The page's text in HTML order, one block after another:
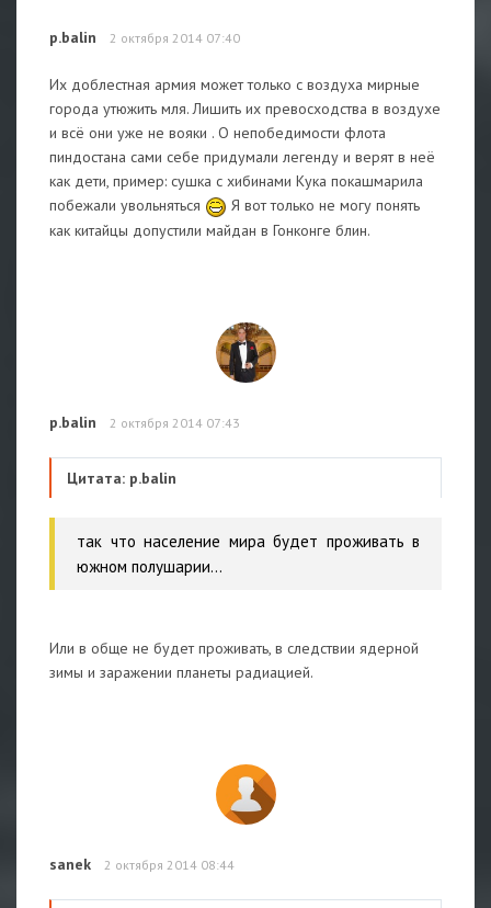
p.balin 2 октября 2014 07:40
Их доблестная армия может только с воздуха мирные
города утюжить мля. Лишить их превосходства в воздухе
и всё они уже не вояки . О непобедимости флота
пиндостана сами себе придумали легенду и верят в неё
как дети, пример: сушка с хибинами Кука покашмарила
побежали увольняться
Я вот только не могу понять
как китайцы допустили майдан в Гонконге блин.
p.balin 2 октября 2014 07:43
Цитата: p.balin
так что население мира будет проживать в
южном полушарии...
Или в обще не будет проживать, в следствии ядерной
зимы и заражении планеты радиацией.
sanek 2 октября 2014 08:44